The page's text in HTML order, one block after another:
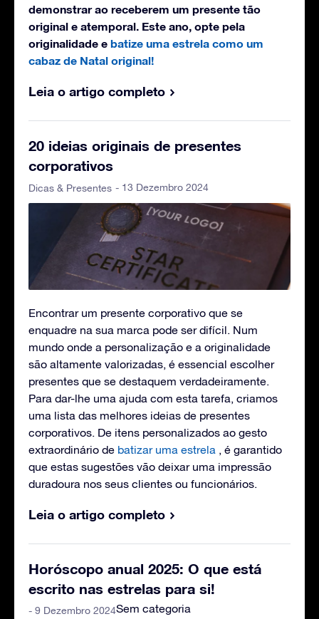
demonstrar ao receberem um presente tão
original e atemporal. Este ano, opte pela
originalidade e batize uma estrela como um
cabaz de Natal original!
Leia o artigo completo
20 ideias originais de presentes
corporativos
Dicas & Presentes - 13 Dezembro 2024
Encontrar um presente corporativo que se
enquadre na sua marca pode ser difícil. Num
mundo onde a personalização e a originalidade
são altamente valorizadas, é essencial escolher
presentes que se destaquem verdadeiramente.
Para dar-lhe uma ajuda com esta tarefa, criamos
uma lista das melhores ideias de presentes
corporativos. De itens personalizados ao gesto
extraordinário de batizar uma estrela
, é garantido
que estas sugestões vão deixar uma impressão
duradoura nos seus clientes ou funcionários.
Leia o artigo completo
Horóscopo anual 2025: O que está
escrito nas estrelas para si!
Sem categoria
- 9 Dezembro 2024